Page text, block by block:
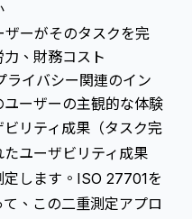
ザーがそのタスクを完
、財務コスト
ライバシー関連のイン
ーザーの主観的な体験
リティ成果（タスク完
ユーザビリティ成果
定します。ISO 27701を
、この二重測定アプロ